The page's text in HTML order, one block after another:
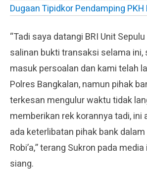
Dugaan Tipidkor Pendamping
“Tadi saya datangi BRI Unit
salinan bukti transaksi selama ini,
masuk persoalan dan kami telah
Polres Bangkalan, namun pihak
terkesan mengulur waktu tidak
memberikan rek korannya tadi, ini
ada keterlibatan pihak bank
Robi’a,” terang Sukron pada
siang.